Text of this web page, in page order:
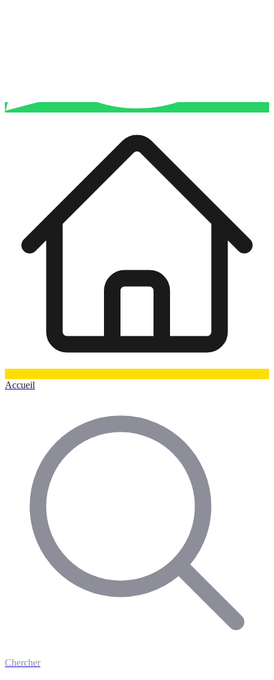
Accueil
Chercher